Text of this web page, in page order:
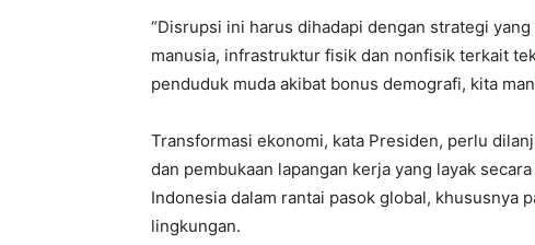
“Disrupsi ini harus dihadapi dengan strategi
manusia, infrastruktur fisik dan nonfisik terkait
penduduk muda akibat bonus demografi, kita
Transformasi ekonomi, kata Presiden, perlu
dan pembukaan lapangan kerja yang layak
Indonesia dalam rantai pasok global, khususnya
lingkungan.